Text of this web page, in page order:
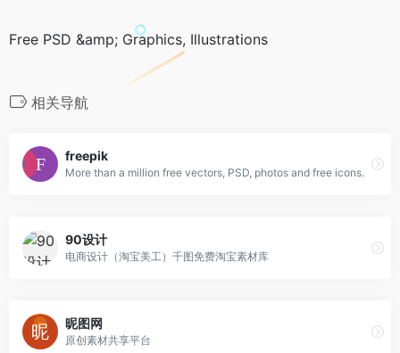
Free PSD &amp; Graphics, Illustrations
相关导航
freepik
More than a million free vectors, PSD, photos and free icons.
90设计
电商设计（淘宝美工）千图免费淘宝素材库
昵图网
原创素材共享平台